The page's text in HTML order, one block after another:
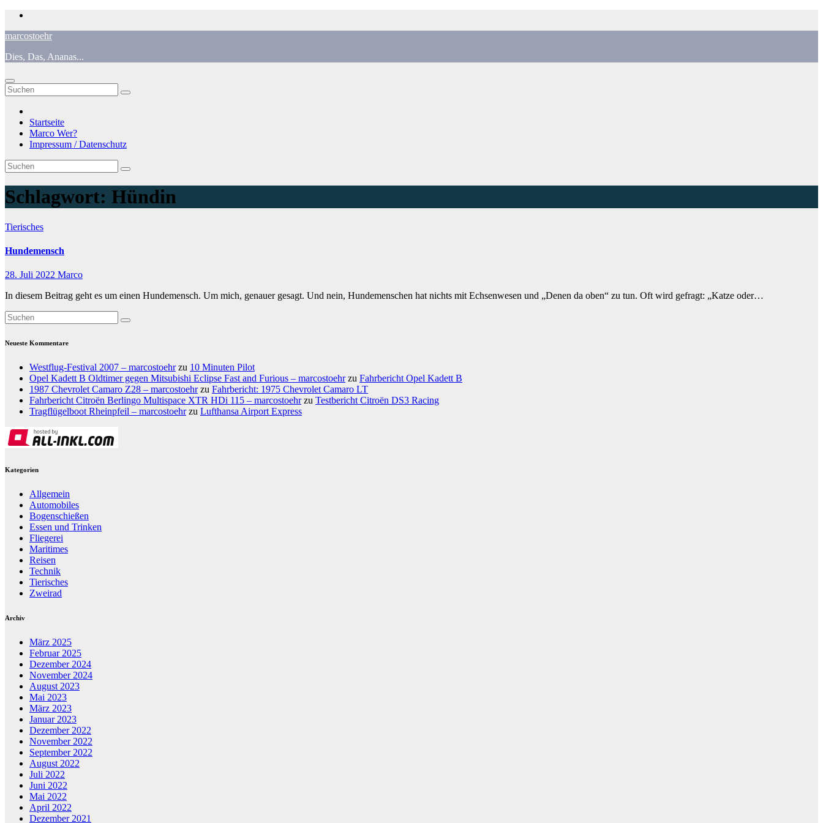
Zum
springen
marcostoehr
Dies, Das, Ananas...
Startseite
Marco Wer?
Impressum / Datenschutz
Schlagwort: Hündin
Tierisches
Hundemensch
28. Juli 2022 Marco
In diesem Beitrag geht es um einen Hundemensch. Um mich, genauer gesagt. Und nein, Hundemenschen hat nichts mit Echsenwesen und „Denen da oben“ zu tun. Oft wird gefragt: „Katze oder…
Neueste Kommentare
Westflug-Festival 2007 – marcostoehrzu 10 Minuten Pilot
Opel Kadett B Oldtimer gegen Mitsubishi Eclipse Fast and Furious – marcostoehrzu Fahrbericht Opel Kadett B
1987 Chevrolet Camaro Z28 – marcostoehrzu Fahrbericht: 1975 Chevrolet Camaro LT
Fahrbericht Citroën Berlingo Multispace XTR HDi 115 – marcostoehrzu Testbericht Citroën DS3 Racing
Tragflügelboot Rheinpfeil – marcostoehrzu Lufthansa Airport Express
Kategorien
Allgemein
Automobiles
Bogenschießen
Essen und Trinken
Fliegerei
Maritimes
Reisen
Technik
Tierisches
Zweirad
Archiv
März 2025
Februar 2025
Dezember 2024
November 2024
August 2023
Mai 2023
März 2023
Januar 2023
Dezember 2022
November 2022
September 2022
August 2022
Juli 2022
Juni 2022
Mai 2022
April 2022
Dezember 2021